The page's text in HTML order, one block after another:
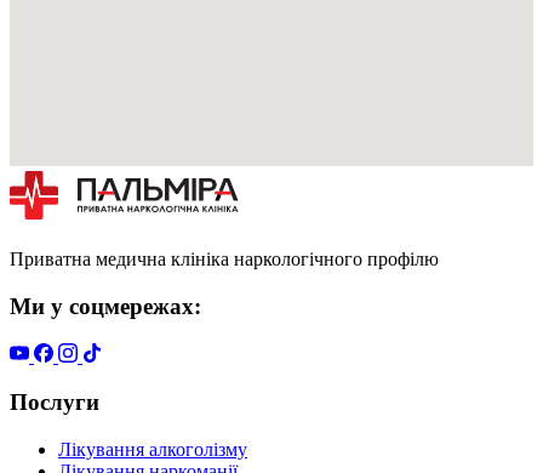
Приватна медична клініка наркологічного профілю
Ми у соцмережах:
Послуги
Лікування алкоголізму